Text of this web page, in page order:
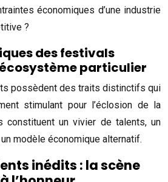
économiques d’une industrie
?
des festivals
particulier
possèdent des traits distinctifs qui
stimulant pour l’éclosion de la
constituent un vivier de talents, un
modèle économique alternatif.
inédits : la scène